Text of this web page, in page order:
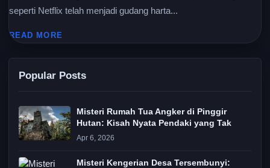
seperti Netflix telah menjadi gudang harta...
READ MORE
Popular Posts
Misteri Rumah Tua Angker di Pinggir
Hutan: Kisah Nyata Pendaki yang Tak
Apr 6, 2026
Misteri Kengerian Desa Tersembunyi: